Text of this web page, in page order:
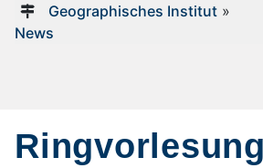
Geographisches Institut»
News